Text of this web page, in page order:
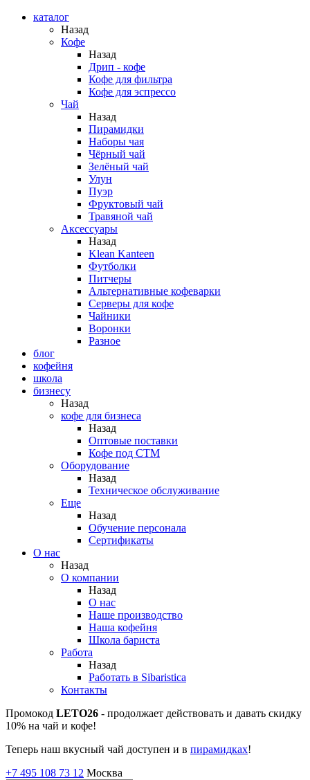
каталог
Назад
Кофе
Назад
Дрип - кофе
Кофе для фильтра
Кофе для эспрессо
Чай
Назад
Пирамидки
Наборы чая
Чёрный чай
Зелёный чай
Улун
Пуэр
Фруктовый чай
Травяной чай
Аксессуары
Назад
Klean Kanteen
Футболки
Питчеры
Альтернативные кофеварки
Серверы для кофе
Чайники
Воронки
Разное
блог
кофейня
школа
бизнесу
Назад
кофе для бизнеса
Назад
Оптовые поставки
Кофе под СТМ
Оборудование
Назад
Техническое обслуживание
Еще
Назад
Обучение персонала
Сертификаты
О нас
Назад
O компании
Назад
О нас
Наше производство
Наша кофейня
Школа бариста
Работа
Назад
Работать в Sibaristica
Контакты
Промокод LETO26 - продолжает действовать и давать скидку
10% на чай и кофе!
Теперь наш вкусный чай доступен и в пирамидках!
+7 495 108 73 12 Москва